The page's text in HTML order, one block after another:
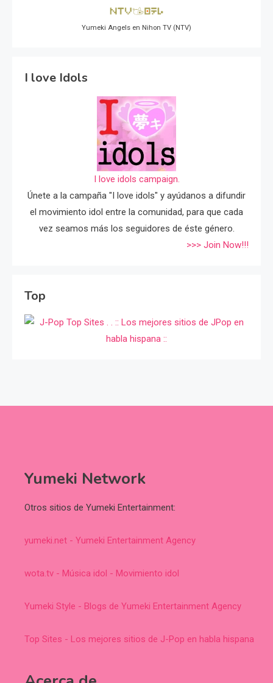
Yumeki Angels en Nihon TV (NTV)
I love Idols
I love idols campaign.
Únete a la campaña "I love idols" y ayúdanos a difundir
el movimiento idol entre la comunidad, para que cada
vez seamos más los seguidores de éste género.
>>> Join Now!!!
Top
Yumeki Network
Otros sitios de Yumeki Entertainment:
yumeki.net - Yumeki Entertainment Agency
wota.tv - Música idol - Movimiento idol
Yumeki Style - Blogs de Yumeki Entertainment Agency
Top Sites - Los mejores sitios de J-Pop en habla hispana